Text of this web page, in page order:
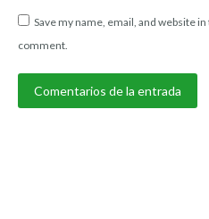
Save my name, email, and website
comment.
Comentarios de la entrada